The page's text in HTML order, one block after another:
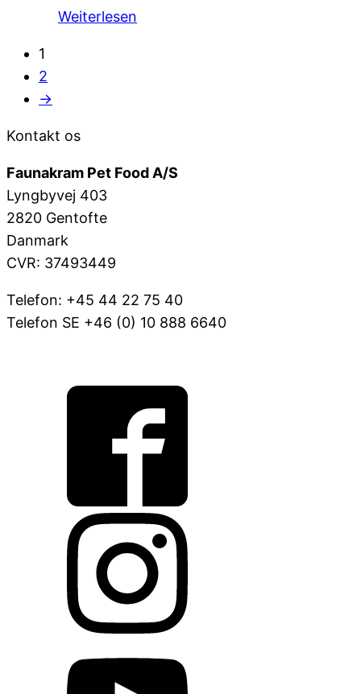
Weiterlesen
1
2
→
Kontakt os
Faunakram Pet Food A/S
Lyngbyvej 403
2820 Gentofte
Danmark
CVR: 37493449
Telefon: +45 44 22 75 40
Telefon SE +46 (0) 10 888 6640